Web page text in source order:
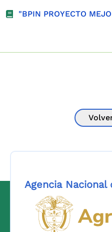
"BPIN PROYECTO
Agencia Nacional